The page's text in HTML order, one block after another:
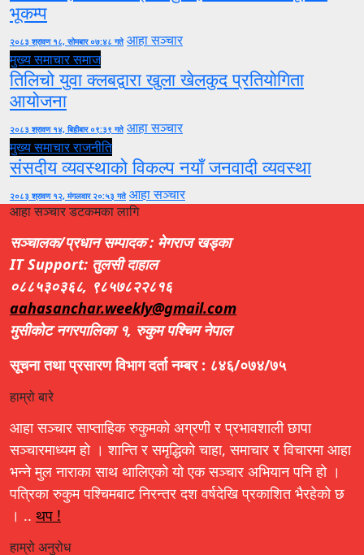
भूकम्प
२०८३ श्रावण १८, सोमबार ०७:४८ गते आहा सञ्चार
मुख्य समाचारसमाज
तिलिचो युवा क्लबद्वारा खुला खेलकुद प्रतियोगिता
आयोजना
२०८३ श्रावण १४, बिहीबार ०९:३९ गते आहा सञ्चार
मुख्य समाचारराजनीति
संसदीय व्यवस्थाको विकल्प नयाँ जनवादी व्यवस्था
२०८३ श्रावण १२, मंगलवार २०:५३ गते आहा सञ्चार
आहा सञ्चार डटकमका लागि
सञ्चालक/प्रधान सम्पादक : मेगराज खड्का
IT Support: तुलसी दाहाल
०८८५३०३६८, ९८५७८२२८१६
aahasanchar.weekly@gmail.com
मुसीकोट नगरपालिका १, रुकुम पश्चिम नेपाल
सूचना तथा प्रसारण विभाग दर्ता नम्बर : ८४६/०७४/७५
हाम्रो बारे
आहा सञ्चार साप्ताहिक रुकुमको अग्रणी र प्रभावशाली छापा
सञ्चारमाध्यम हो । शान्ति र समृद्धिको चाहा, समाचार र विचारमा आहा
भन्ने मुल नाराका साथ थालिएको यो एक सञ्चार अभियान पनि हो ।
पत्रिका रुकुम पश्चिमबाट निरन्तर दश वर्षदेखि प्रकाशित भैरहेको छ
। .. थप !
हाम्रो अनुरोध